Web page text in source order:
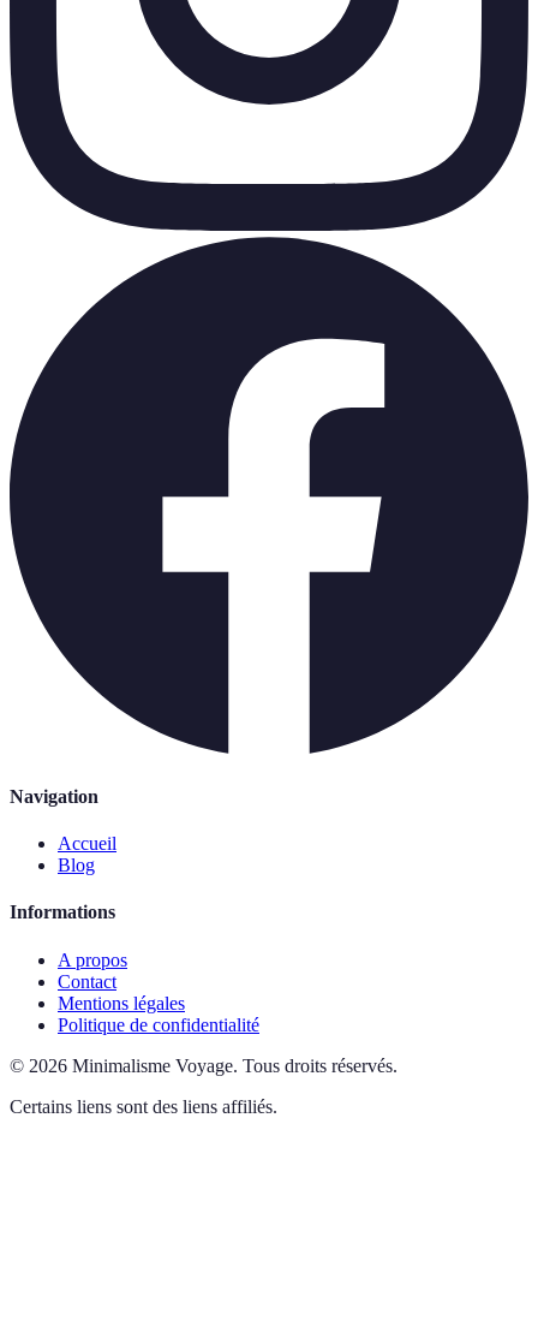
Navigation
Accueil
Blog
Informations
A propos
Contact
Mentions légales
Politique de confidentialité
© 2026 Minimalisme Voyage. Tous droits réservés.
Certains liens sont des liens affiliés.